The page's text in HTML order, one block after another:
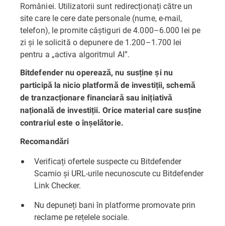
României. Utilizatorii sunt redirecționați către un
site care le cere date personale (nume, e-mail,
telefon), le promite câștiguri de 4.000–6.000 lei pe
zi și le solicită o depunere de 1.200–1.700 lei
pentru a „activa algoritmul AI”.
Bitdefender nu operează, nu susține și nu
participă la nicio platformă de investiții, schemă
de tranzacționare financiară sau inițiativă
națională de investiții. Orice material care susține
contrariul este o înșelătorie.
Recomandări
Verificați ofertele suspecte cu Bitdefender
Scamioși URL-urile necunoscute cu Bitdefender
Link Checker.
Nu depuneți bani în platforme promovate prin
reclame pe rețelele sociale.